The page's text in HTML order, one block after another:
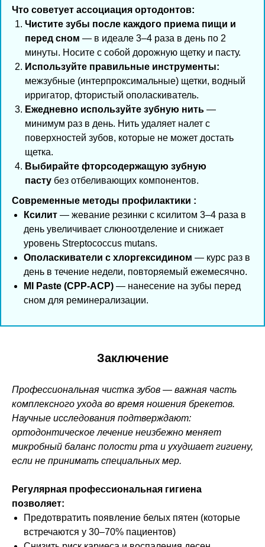
Что советует ассоциация ортодонтов:
Чистите зубы после каждого приема пищи и
перед сном — в идеале 3–4 раза в день по 2
минуты. Носите с собой дорожную щетку и пасту.
Используйте правильные инструменты:
межзубные (интерпроксимальные) щетки, водный
ирригатор, фтористый ополаскиватель.
Ежедневно используйте зубную нить —
минимум раз в день. Нить удаляет налет с
поверхностей зубов, которые не может достать
щетка.
Выбирайте фторсодержащую зубную
пасту без отбеливающих компонентов.
Современные методы профилактики :
Ксилит — жевание резинки с ксилитом 3–4 раза в
день увеличивает слюноотделение и снижает
уровень Streptococcus mutans.
Ополаскиватели с хлоргексидином — курс раз в
день в течение недели, повторяемый ежемесячно.
MI Paste (CPP-ACP) — нанесение на зубы перед
сном для реминерализации.
Заключение
Профессиональная чистка зубов — важная часть
комплексного ухода во время ношения брекетов.
Научные исследования подтверждают:
ортодонтическое лечение неизбежно меняет
микробный баланс полости рта и ухудшает гигиену,
если не принимать специальных мер.
Регулярная профессиональная гигиена
позволяет:
Предотвратить появление белых пятен (которые
встречаются у 30–70% пациентов)